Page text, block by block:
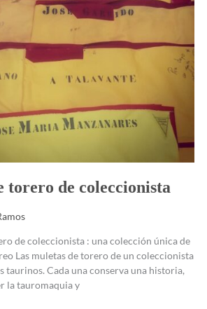
torero de coleccionista
de coleccionista : una colección única de
Las muletas de torero de un coleccionista
taurinos. Cada una conserva una historia,
la tauromaquia y